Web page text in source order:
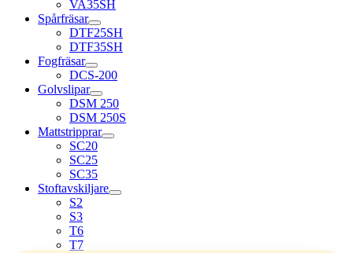
VA35SH
Spårfräsar
DTF25SH
DTF35SH
Fogfräsar
DCS-200
Golvslipar
DSM 250
DSM 250S
Mattstripprar
SC20
SC25
SC35
Stoftavskiljare
S2
S3
T6
T7